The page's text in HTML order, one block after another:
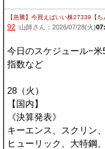
【急騰】今買えばいい株27339【ち
92 :山師さん：2026/07/28(火)
今日のスケジュール−
指数など
28（火）
【国内】
《決算発表》
キーエンス、スクリン
ヒューリック、大特鋼